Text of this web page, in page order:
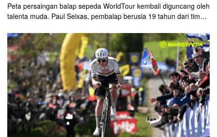
Peta persaingan balap sepeda WorldTour kembali diguncang oleh
talenta muda. Paul Seixas, pembalap berusia 19 tahun dari tim
sensasional pada etape pembuka Itzulia Basque Country, Senin,
6 April 2026.